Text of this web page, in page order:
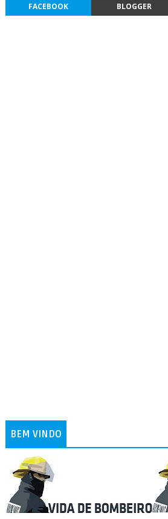
FACEBOOK BLOGGER
BEM VINDO